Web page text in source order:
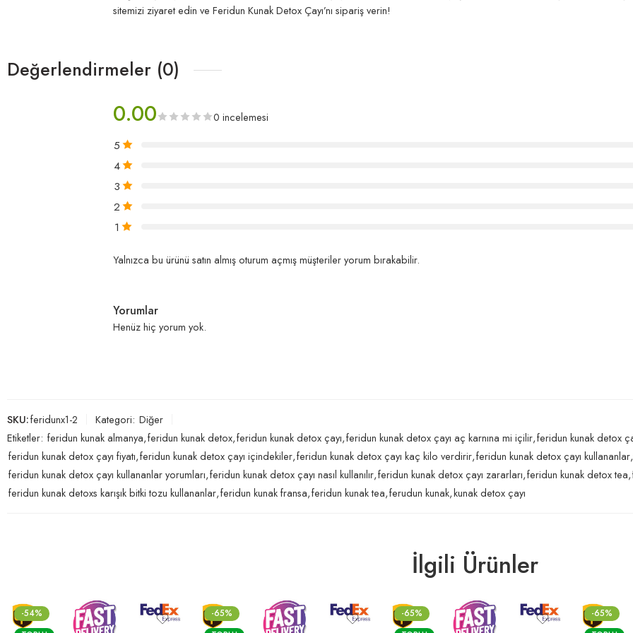
sitemizi ziyaret edin ve Feridun Kunak Detox Çayı’nı sipariş verin!
Değerlendirmeler (0)
0.00 0 incelemesi
5
4
3
2
1
Yalnızca bu ürünü satın almış oturum açmış müşteriler yorum bırakabilir.
Yorumlar
Henüz hiç yorum yok.
SKU:feridunx1-2 Kategori: Diğer
Etiketler: feridun kunak almanya,feridun kunak detox,feridun kunak detox çayı,feridun kunak detox çayı aç karnına mi içilir,feridun kunak detox
feridun kunak detox çayı fiyatı,feridun kunak detox çayı içindekiler,feridun kunak detox çayı kaç kilo verdirir,feridun kunak detox çayı kullananlar,
feridun kunak detox çayı kullananlar yorumları,feridun kunak detox çayı nasıl kullanılır,feridun kunak detox çayı zararları,feridun kunak detox tea,
feridun kunak detoxs karışık bitki tozu kullananlar,feridun kunak fransa,feridun kunak tea,ferudun kunak,kunak detox çayı
İlgili Ürünler
-65%
-65%
-65%